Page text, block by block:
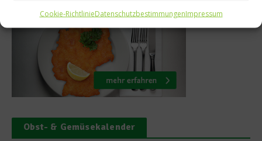
Cookie-RichtlinieDatenschutzbestimmungenImpressum
Obst- & Gemüsekalender